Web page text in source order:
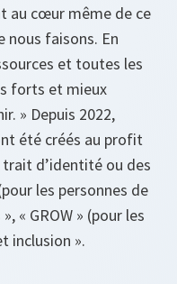
au cœur même de ce
nous faisons. En
et toutes les
forts et mieux
» Depuis 2022,
été créés au profit
d’identité ou des
les personnes de
« GROW » (pour les
inclusion ».